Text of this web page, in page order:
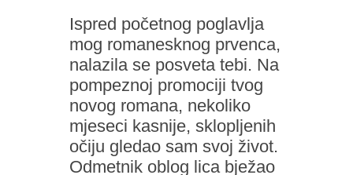
Ispred početnog poglavlja
mog romanesknog prvenca,
nalazila se posveta tebi. Na
pompeznoj promociji tvog
novog romana, nekoliko
mjeseci kasnije, sklopljenih
očiju gledao sam svoj život.
Odmetnik oblog lica bježao